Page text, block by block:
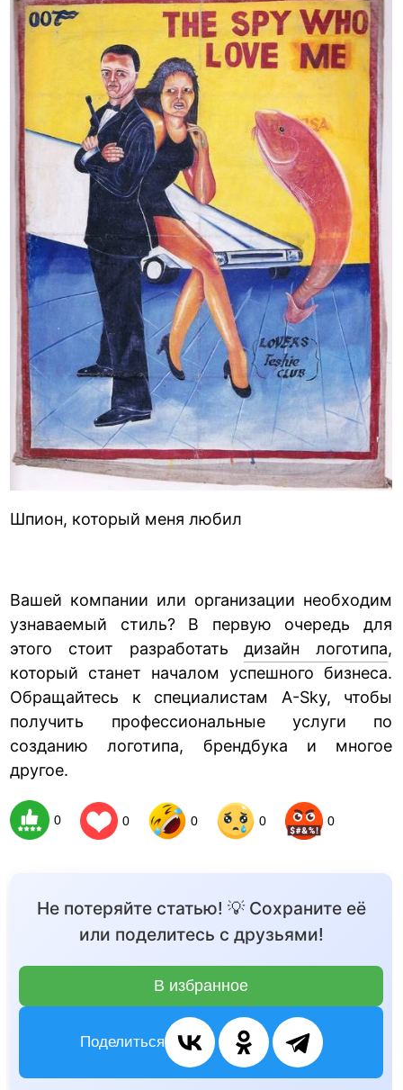
Шпион, который меня любил
Вашей компании или организации необходим
узнаваемый стиль? В первую очередь для
этого стоит разработатьдизайн логотипа,
который станет началом успешного бизнеса.
Обращайтесь к специалистам A-Sky, чтобы
получить профессиональные услуги по
созданию логотипа, брендбука и многое
другое.
0 0 0 0 0
Не потеряйте статью! 💡 Сохраните её
или поделитесь с друзьями!
В избранное
Поделиться